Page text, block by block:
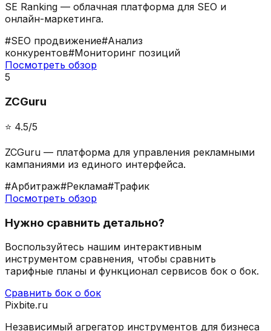
SE Ranking — облачная платформа для SEO и
онлайн-маркетинга.
#SEO продвижение#Анализ
конкурентов#Мониторинг позиций
Посмотреть обзор
5
ZCGuru
⭐️ 4.5/5
ZCGuru — платформа для управления рекламными
кампаниями из единого интерфейса.
#Арбитраж#Реклама#Трафик
Посмотреть обзор
Нужно сравнить детально?
Воспользуйтесь нашим интерактивным
инструментом сравнения, чтобы сравнить
тарифные планы и функционал сервисов бок о бок.
Сравнить бок о бок
Pixbite.ru
Независимый агрегатор инструментов для бизнеса